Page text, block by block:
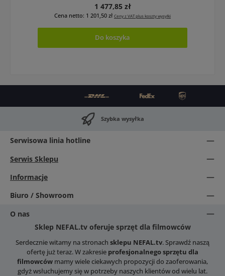
Cena regularna:
1 477,85 zł
Cena netto: 1 201,50 zł Ceny z VAT plus koszty wysyłki
Do koszyka
Szybka wysyłka
Serwisowa linia hotline
Serwis Sklepu
Informacje
Biuro / Showroom
O nas
Sklep NEFAL.tv oferuje sprzęt dla filmowców
Serdecznie witamy na stronach sklepu NEFAL.tv. Sprawdź naszą
ofertę już teraz. W zakresie profesjonalnego sprzętu dla
filmowców mamy wiele ciekawych propozycji do zaoferowania,
gdyż wsłuchujemy się w potrzeby naszych klientów od wielu lat.